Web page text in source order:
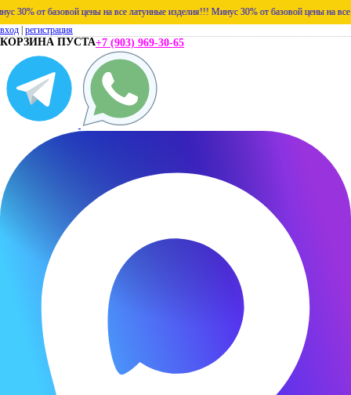
от базовой цены на все латунные изделия!!! Минус 30% от базовой цены на все
вход регистрация
КОРЗИНА ПУСТА+7 (903) 969-30-65